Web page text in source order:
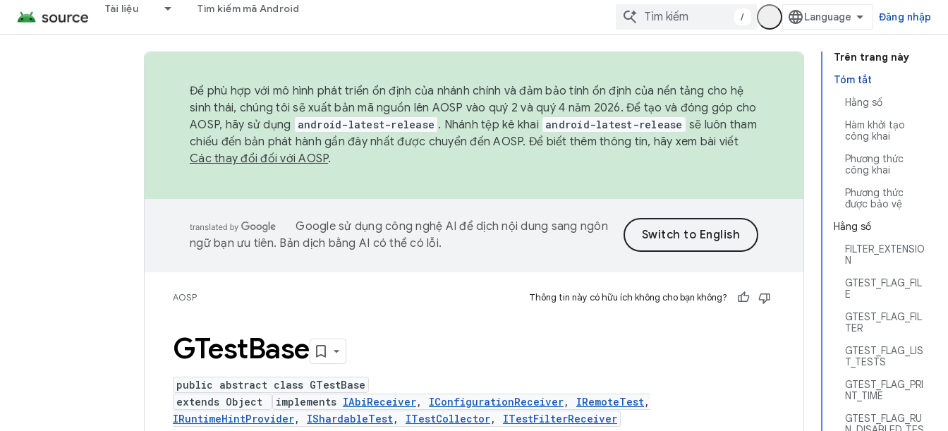
Tài liệu Tìm kiếm mã Android
/ Đăng nhập
Trên trang này
Tóm tắt
Hằng số
Hàm khởi tạo
công khai
Phương thức
công khai
Phương thức
được bảo vệ
Hằng số
FILTER_EXTENSIO
N
GTEST_FLAG_FIL
E
GTEST_FLAG_FIL
TER
GTEST_FLAG_LIS
T_TESTS
GTEST_FLAG_PRI
NT_TIME
GTEST_FLAG_RU
Để phù hợp với mô hình phát triển ổn định của nhánh chính và đảm bảo tính ổn định của nền tảng cho hệ
sinh thái, chúng tôi sẽ xuất bản mã nguồn lên AOSP vào quý 2 và quý 4 năm 2026. Để tạo và đóng góp cho
AOSP, hãy sử dụng
android-latest-release . Nhánh tệp kê khai android-latest-release sẽ luôn tham
chiếu đến bản phát hành gần đây nhất được chuyển đến AOSP. Để biết thêm thông tin, hãy xem bài viết
Các thay đổi đối với AOSP.
Google sử dụng công nghệ AI để dịch nội dung sang ngôn
ngữ bạn ưu tiên. Bản dịch bằng AI có thể có lỗi.
AOSP Thông tin này có hữu ích không cho bạn không?
GTestBase
public abstract class GTestBase
extends Object
implements IAbiReceiver, IConfigurationReceiver, IRemoteTest,
IRuntimeHintProvider, IShardableTest, ITestCollector, ITestFilterReceiver